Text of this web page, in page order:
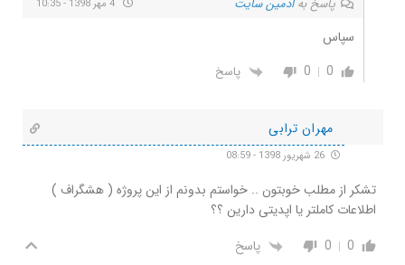
پاسخ بهادمین سایت
سپاس
0
0 پاسخ
مهران ترابی
تشکر از مطلب خوبتون .. خواستم بدونم از این پروژه ( هشگراف )
اطلاعات کاملتر یا اپدیتی دارین ؟؟
0
0 پاسخ